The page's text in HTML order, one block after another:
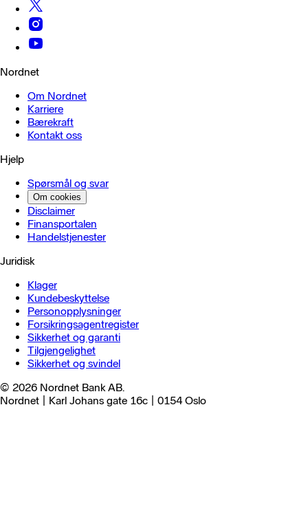
Nordnet
Om Nordnet
Karriere
Bærekraft
Kontakt oss
Hjelp
Spørsmål og svar
Om cookies
Disclaimer
Finansportalen
Handels­tjenester
Juridisk
Klager
Kundebeskyttelse
Personopplysninger
Forsikringsagentregister
Sikkerhet og garanti
Tilgjengelighet
Sikkerhet og svindel
© 2026 Nordnet Bank AB.
Nordnet | Karl Johans gate 16c | 0154 Oslo